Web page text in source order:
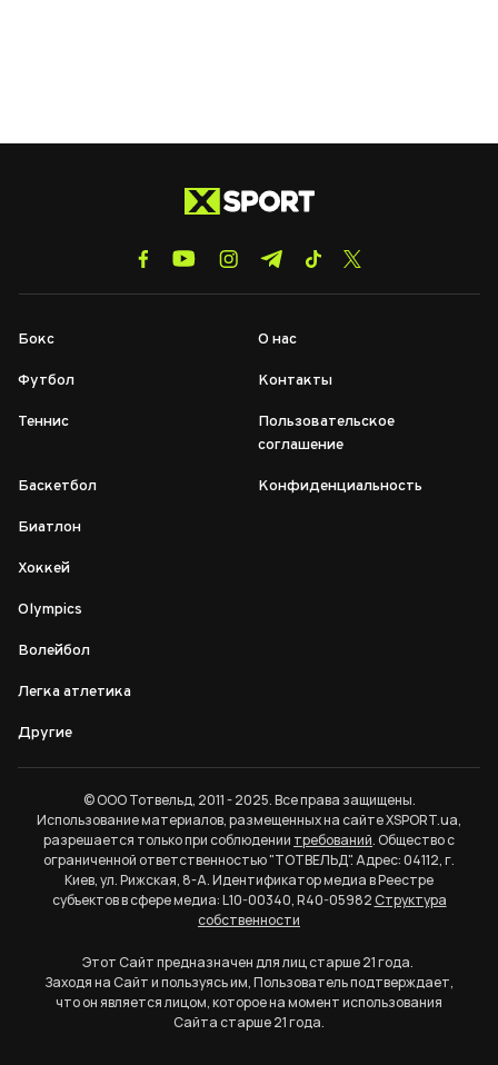
Бокс
Футбол
Теннис
Баскетбол
Биатлон
Хоккей
Olympics
Волейбол
Легка атлетика
Другие
О нас
Контакты
Пользовательское
соглашение
Конфиденциальность
© ООО Тотвельд, 2011 - 2025. Все права защищены.
Использование материалов, размещенных на сайте XSPORT.ua,
разрешается только при соблюдении требований. Общество с
ограниченной ответственностью "ТОТВЕЛЬД". Адрес: 04112, г.
Киев, ул. Рижская, 8-А. Идентификатор медиа в Реестре
субъектов в сфере медиа: L10-00340, R40-05982Структура
собственности
Этот Сайт предназначен для лиц старше 21 года.
Заходя на Сайт и пользуясь им, Пользователь подтверждает,
что он является лицом, которое на момент использования
Сайта старше 21 года.